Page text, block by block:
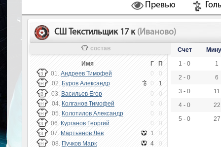
Превью
СШ Текстильщик 17 к (Иваново)
состав
Имя Г П
З 01. Андреев Тимофей 0 0
Н 02. Буров Александр 0 1
В 03. Васильев Егор 0 0
Н 04. Колганов Тимофей 0 0
Н 05. Колотилов Александр 0 0
З 06. Курганов Георгий 0 0
З 07. Мартьянов Лев 1 0
Н 08. Пучков Марк 4 0
Счет
1 - 0
1
2 - 0
6
3 - 0
11
4 - 0
22
5 - 0
27